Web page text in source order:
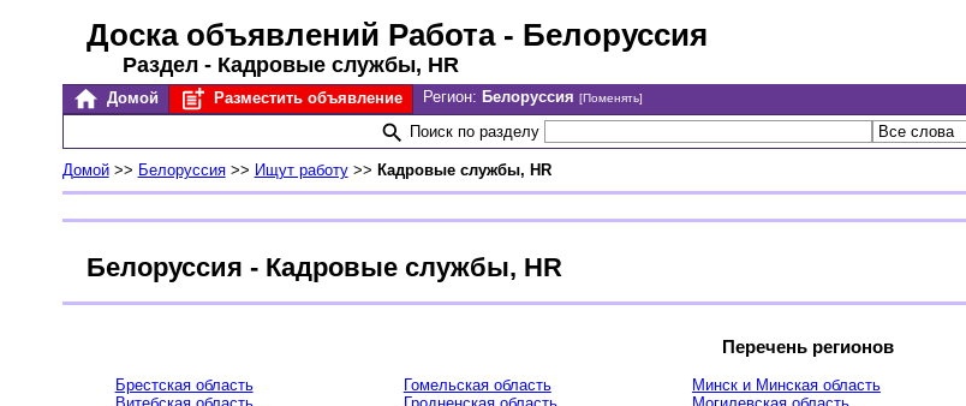
Доска объявлений Работа- Белоруссия
Раздел - Кадровые службы, HR
Домой Разместить объявление Регион: Белоруссия [Поменять]
Поиск по разделу
Домой>> Белоруссия>> Ищут работу>> Кадровые службы, HR
Белоруссия - Кадровые службы, HR
Перечень регионов
Брестская область
Гомельская область
Минск и Минская область